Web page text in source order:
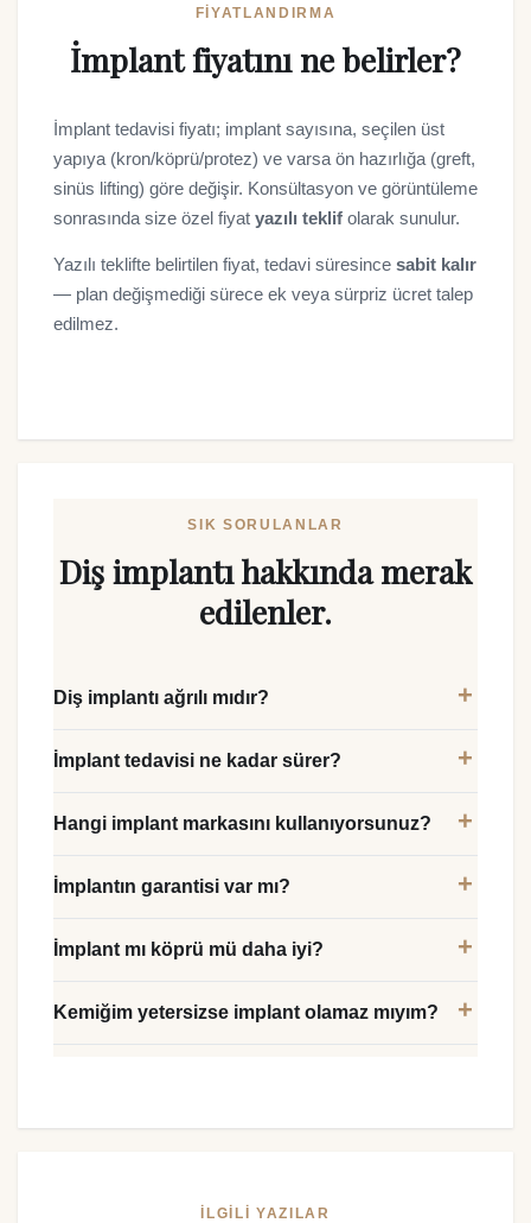
FIYATLANDIRMA
İmplant fiyatını ne belirler?
İmplant tedavisi fiyatı; implant sayısına, seçilen üst
yapıya (kron/köprü/protez) ve varsa ön hazırlığa (greft,
sinüs lifting) göre değişir. Konsültasyon ve görüntüleme
sonrasında size özel fiyat yazılı teklif olarak sunulur.
Yazılı teklifte belirtilen fiyat, tedavi süresince sabit kalır
— plan değişmediği sürece ek veya sürpriz ücret talep
edilmez.
SIK SORULANLAR
Diş implantı hakkında merak
edilenler.
Diş implantı ağrılı mıdır?
İmplant tedavisi ne kadar sürer?
Hangi implant markasını kullanıyorsunuz?
İmplantın garantisi var mı?
İmplant mı köprü mü daha iyi?
Kemiğim yetersizse implant olamaz mıyım?
İLGILI YAZILAR